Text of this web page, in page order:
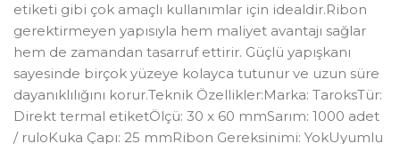
etiketi gibi çok amaçlı kullanımlar için idealdir.Ribon
gerektirmeyen yapısıyla hem maliyet avantajı sağlar
hem de zamandan tasarruf ettirir. Güçlü yapışkanı
sayesinde birçok yüzeye kolayca tutunur ve uzun süre
dayanıklılığını korur.Teknik Özellikler:Marka: TaroksTür:
Direkt termal etiketÖlçü: 30 x 60 mmSarım: 1000 adet
/ ruloKuka Çapı: 25 mmRibon Gereksinimi: YokUyumlu